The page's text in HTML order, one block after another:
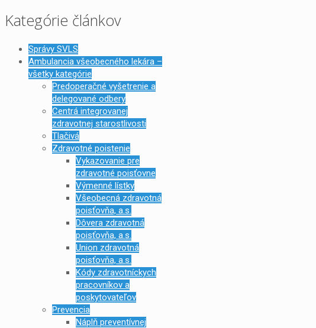
Kategórie článkov
Správy SVLS
Ambulancia všeobecného lekára –
všetky kategórie
Predoperačné vyšetrenie a
delegované odbery
Centrá integrovanej
zdravotnej starostlivosti
Tlačivá
Zdravotné poistenie
Vykazovanie pre
zdravotné poisťovne
Výmenné lístky
Všeobecná zdravotná
poisťovňa, a.s.
Dôvera zdravotná
poisťovňa, a.s.
Union zdravotná
poisťovňa, a.s.
Kódy zdravotníckych
pracovníkov a
poskytovateľov
Prevencia
Náplň preventívnej